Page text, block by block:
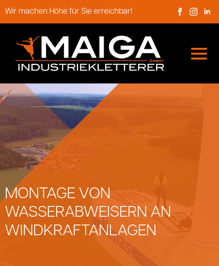
Skip
to
content
Wir machen Höhe für Sie erreichbar!
MONTAGE VON
WASSERABWEISERN AN
WINDKRAFTANLAGEN